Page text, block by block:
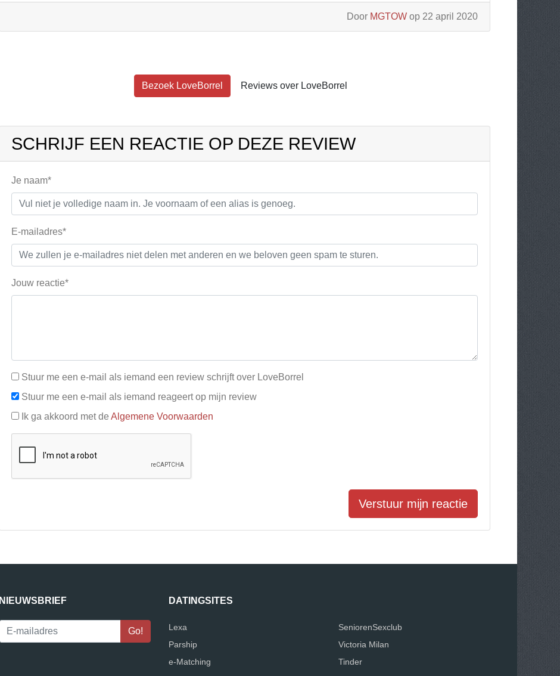
Door MGTOW op 22 april 2020
Bezoek LoveBorrel Reviews over LoveBorrel
SCHRIJF EEN REACTIE OP DEZE REVIEW
Je naam*
E-mailadres*
Jouw reactie*
Stuur me een e-mail als iemand een review schrijft over LoveBorrel
Stuur me een e-mail als iemand reageert op mijn review
Ik ga akkoord met de Algemene Voorwaarden
Verstuur mijn reactie
NIEUWSBRIEF DATINGSITES
Lexa
Parship
e-Matching
SeniorenSexclub
Victoria Milan
Tinder